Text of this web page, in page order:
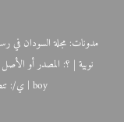
مدونات: مجلة السودان
نوبية | ؟: المصدر أو
boy | ي/: تنطق الياء ممالة في مثل اللفظة الانجليزية day |